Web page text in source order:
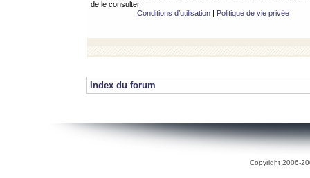
de le consulter.
Conditions d’utilisation| Politique de vie privée
Index du forum
Copyright 2006-